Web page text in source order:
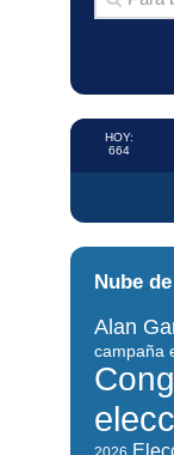
HOY:
664
Nube
Alan
campaña